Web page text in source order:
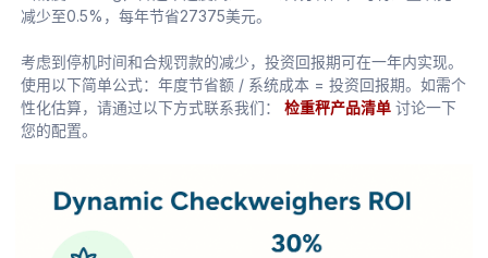
减少至0.5%，每年节省27375美元。
考虑到停机时间和合规罚款的减少，投资回报期可在一年内实现。
使用以下简单公式：年度节省额 / 系统成本 = 投资回报期。如需个
性化估算，请通过以下方式联系我们：检重秤产品清单 讨论一下
您的配置。